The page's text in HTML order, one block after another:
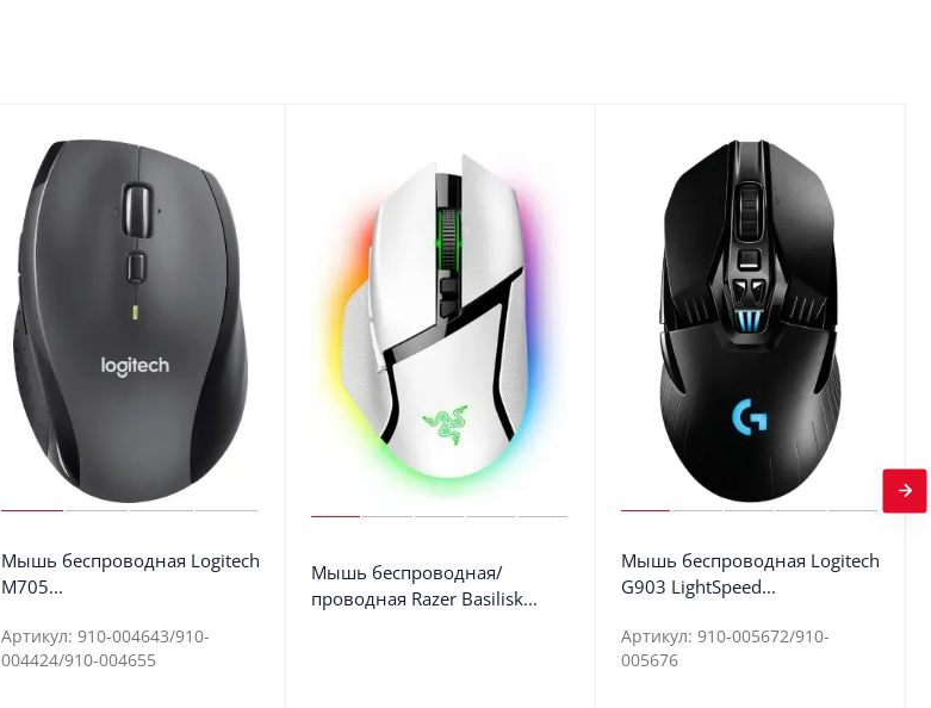
Мышь беспроводная Logitech
M705...
Артикул: 910-004643/910-
004424/910-004655
Мышь беспроводная/
проводная Razer Basilisk...
Мышь беспроводная Logitech
G903 LightSpeed...
Артикул: 910-005672/910-
005676